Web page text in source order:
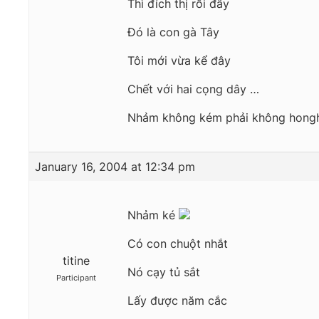
Thì đích thị rồi đây
Đó là con gà Tây
Tôi mới vừa kể đây
Chết với hai cọng dây …
Nhảm không kém phải không
January 16, 2004 at 12:34 pm
titine
Participant
Nhảm ké
Có con chuột nhắt
Nó cạy tủ sắt
Lấy được năm cắc